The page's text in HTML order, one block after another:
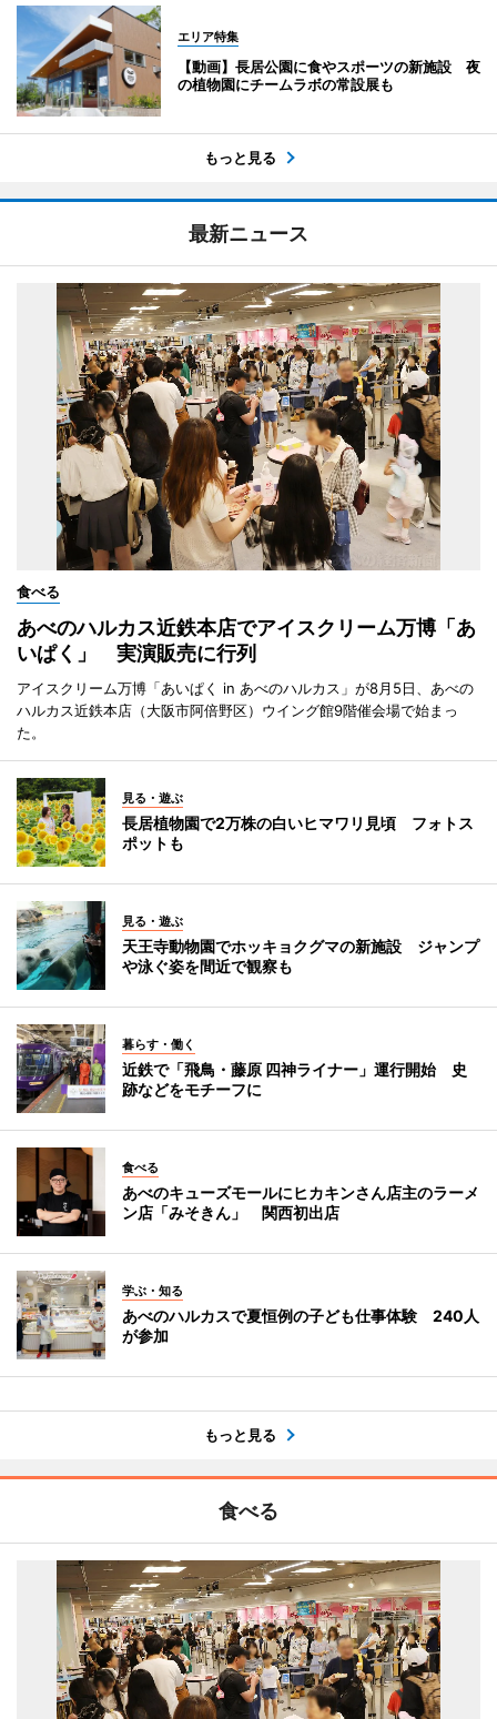
エリア特集
【動画】長居公園に食やスポーツの新施設 夜
の植物園にチームラボの常設展も
もっと見る
最新ニュース
食べる
あべのハルカス近鉄本店でアイスクリーム万博「あ
いぱく」 実演販売に行列
アイスクリーム万博「あいぱく in あべのハルカス」が8月5日、あべの
ハルカス近鉄本店（大阪市阿倍野区）ウイング館9階催会場で始まっ
た。
見る・遊ぶ
長居植物園で2万株の白いヒマワリ見頃 フォトス
ポットも
見る・遊ぶ
天王寺動物園でホッキョクグマの新施設 ジャンプ
や泳ぐ姿を間近で観察も
暮らす・働く
近鉄で「飛鳥・藤原 四神ライナー」運行開始 史
跡などをモチーフに
食べる
あべのキューズモールにヒカキンさん店主のラーメ
ン店「みそきん」 関西初出店
学ぶ・知る
あべのハルカスで夏恒例の子ども仕事体験 240人
が参加
もっと見る
食べる